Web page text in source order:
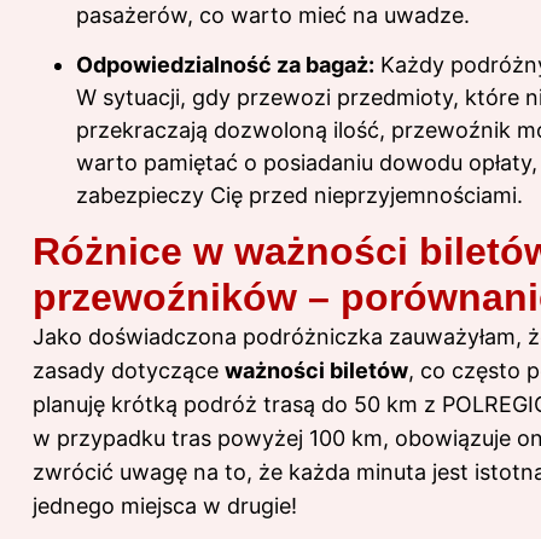
pasażerów, co warto mieć na uwadze.
Odpowiedzialność za bagaż: Każdy
W sytuacji, gdy przewozi przedmioty, które
przekraczają dozwoloną ilość, przewoźnik
warto pamiętać o posiadaniu dowodu
zabezpieczy Cię przed nieprzyjemnościami.
Różnice w ważności
przewoźników –
Jako doświadczona podróżniczka
zasady dotyczące ważności biletów, co często
planuję krótką podróż trasą do 50 km z
w przypadku tras powyżej 100 km, obowiązuje
zwrócić uwagę na to, że każda minuta jest
jednego miejsca w drugie!